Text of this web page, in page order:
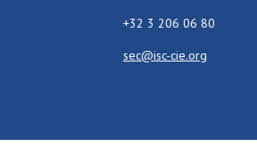
+32 3 206 06 80
sec@isc-cie.org